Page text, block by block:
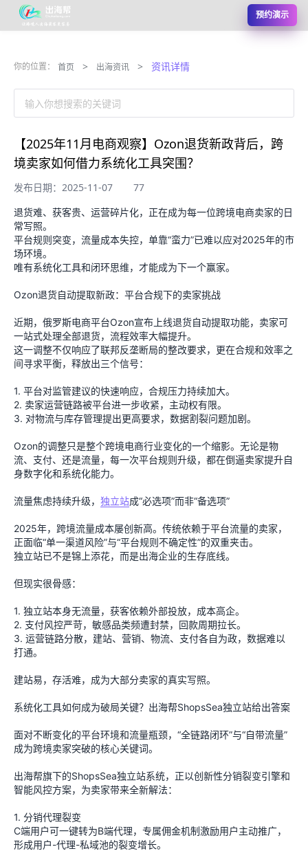
预约演示
你的位置： 首页 > 出海资讯 > 资讯详情
输入你想搜索的关键词
【2025年11月电商观察】Ozon退货新政背后，跨
境卖家如何借力系统化工具突围？
发布日期：2025-11-07 77
退货难、获客贵、运营碎片化，正在成为每一位跨境电商卖家的日
常写照。
平台规则突变，流量成本失控，单靠“蛮力”已难以应对2025年的市
场环境。
唯有系统化工具和闭环思维，才能成为下一个赢家。
Ozon退货自动提取新政：平台合规下的卖家挑战
近期，俄罗斯电商平台Ozon宣布上线退货自动提取功能，卖家可
一站式处理全部退货，流程效率大幅提升。
这一调整不仅响应了联邦反垄断局的整改要求，更在合规和效率之
间寻求平衡，释放出三个信号：
1. 平台对监管建议的快速响应，合规压力持续加大。
2. 卖家运营链路被平台进一步收紧，主动权有限。
3. 对物流与库存管理提出更高要求，数据割裂问题加剧。
Ozon的调整只是整个跨境电商行业变化的一个缩影。无论是物
流、支付、还是流量，每一次平台规则升级，都在倒逼卖家提升自
身数字化和系统化能力。
流量焦虑持续升级， 独立站成“必选项”而非“备选项”
2025年，跨境流量成本屡创新高。传统依赖于平台流量的卖家，
正面临“单一渠道风险”与“平台规则不确定性”的双重夹击。
独立站已不是锦上添花，而是出海企业的生存底线。
但现实很骨感：
1. 独立站本身无流量，获客依赖外部投放，成本高企。
2. 支付风控严苛，敏感品类频遭封禁，回款周期拉长。
3. 运营链路分散，建站、营销、物流、支付各自为政，数据难以
打通。
建站易，存活难，成为大部分卖家的真实写照。
系统化工具如何成为破局关键？出海帮ShopsSea独立站给出答案
面对不断变化的平台环境和流量瓶颈，“全链路闭环”与“自带流量”
成为跨境卖家突破的核心关键词。
出海帮旗下的ShopsSea独立站系统，正以创新性分销裂变引擎和
智能风控方案，为卖家带来全新解法：
1. 分销代理裂变
C端用户可一键转为B端代理，专属佣金机制激励用户主动推广，
形成用户-代理-私域池的裂变增长。